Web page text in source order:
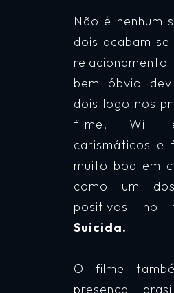
Não é nenhum
dois acabam
bem óbvio
dois logo nos
filme. Will
carismáticos e
muito boa em
como um
positivos no
Suicida.
O filme
presença